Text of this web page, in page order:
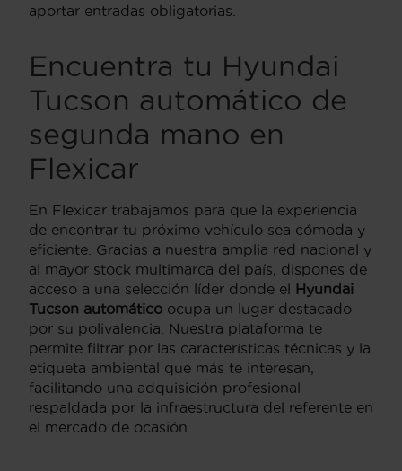
aportar entradas obligatorias.
Encuentra tu Hyundai
Tucson automático de
segunda mano en
Flexicar
En Flexicar trabajamos para que la experiencia
de encontrar tu próximo vehículo sea cómoda y
eficiente. Gracias a nuestra amplia red nacional y
al mayor stock multimarca del país, dispones de
acceso a una selección líder donde el Hyundai
Tucson automático ocupa un lugar destacado
por su polivalencia. Nuestra plataforma te
permite filtrar por las características técnicas y la
etiqueta ambiental que más te interesan,
facilitando una adquisición profesional
respaldada por la infraestructura del referente en
el mercado de ocasión.